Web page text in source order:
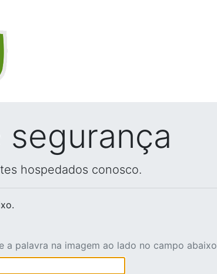
hospedados conosco.
a palavra na imagem ao lado no campo abaixo